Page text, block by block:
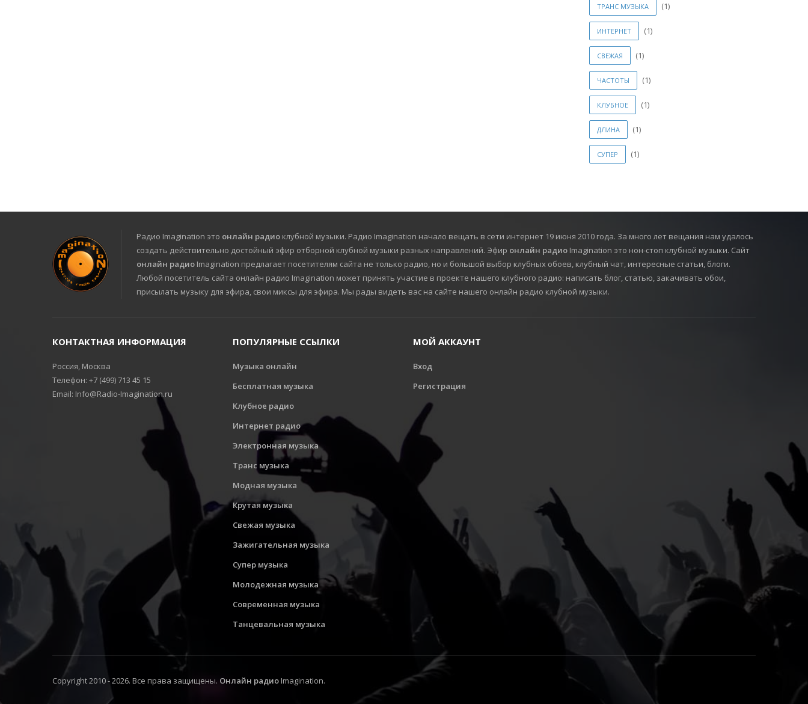
ТРАНС МУЗЫКА (1)
ИНТЕРНЕТ (1)
СВЕЖАЯ (1)
ЧАСТОТЫ (1)
КЛУБНОЕ (1)
ДЛИНА (1)
СУПЕР (1)
Радио Imagination это онлайн радио клубной музыки. Радио Imagination начало вещать в сети интернет 19 июня 2010 года. За много лет вещания нам удалось
создать действительно достойный эфир отборной клубной музыки разных направлений. Эфир онлайн радио Imagination это нон-стоп клубной музыки. Сайт
онлайн радио Imagination предлагает посетителям сайта не только радио, но и большой выбор клубных обоев, клубный чат, интересные статьи, блоги.
Любой посетитель сайта онлайн радио Imagination может принять участие в проекте нашего клубного радио: написать блог, статью, закачивать обои,
присылать музыку для эфира, свои миксы для эфира. Мы рады видеть вас на сайте нашего онлайн радио клубной музыки.
КОНТАКТНАЯ ИНФОРМАЦИЯ
Россия, Москва
Телефон: +7 (499) 713 45 15
Email: Info@Radio-Imagination.ru
ПОПУЛЯРНЫЕ ССЫЛКИ
Музыка онлайн
Бесплатная музыка
Клубное радио
Интернет радио
Электронная музыка
Транс музыка
Модная музыка
Крутая музыка
Свежая музыка
Зажигательная музыка
Супер музыка
Молодежная музыка
Современная музыка
Танцевальная музыка
МОЙ АККАУНТ
Вход
Регистрация
Copyright 2010 - 2026. Все права защищены. Онлайн радиоImagination.